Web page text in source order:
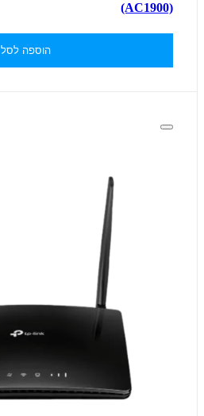
(AC1900)
הוספה לסל